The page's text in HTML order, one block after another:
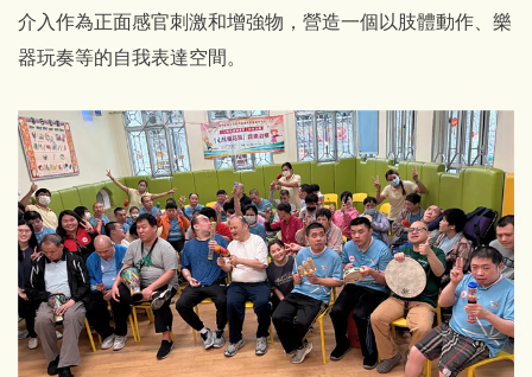
介入作為正面感官刺激和增強物，營造一個以肢體動作、樂
器玩奏等的自我表達空間。